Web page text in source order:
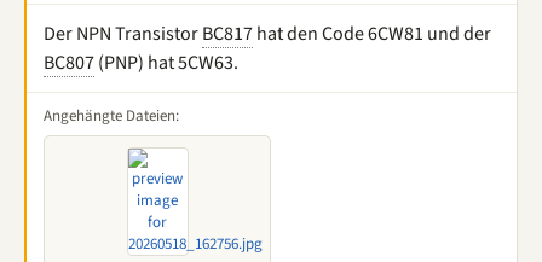
Der NPN TransistorBC817hat den Code 6CW81 und der
BC807(PNP) hat 5CW63.
Angehängte Dateien: